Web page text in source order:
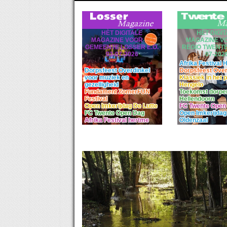
HÈT DIGITALE
MAGAZINE VOOR DE
GEMEENTE LOSSER E.O.
03-07-2026
Dorpsfeest Overdinkel
voor muziek en
gezelligheid
Fundament ZomerFUN
Festival
Open Imkerijdag De Lutte
FC Twente Open Dag
Afrika Festival hertme
HÈT
MAGAZINE
REGIO
07-
Afrika Festival
Dorpsfeest
Klassiek in het
Hengelo
Toekomst
Hellendoorn
FC Twente
Open
Oldenzaal